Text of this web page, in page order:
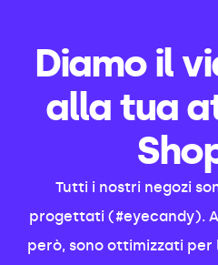
Diamo il
alla tua
Tutti i nostri negozi
progettati (#eyecandy).
però, sono ottimizzati per